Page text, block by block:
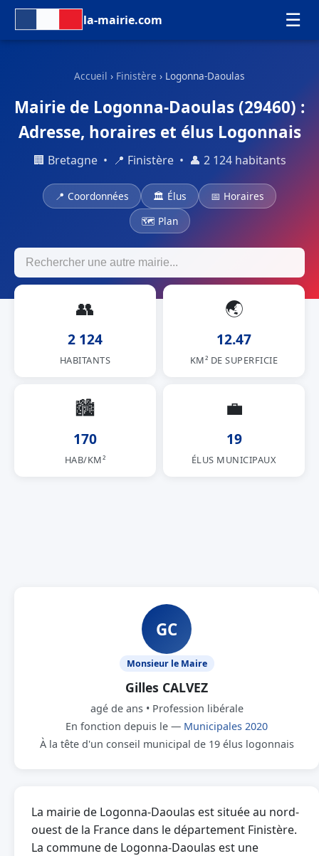
la-mairie.com ☰
Accueil › Finistère › Logonna-Daoulas
Mairie de Logonna-Daoulas (29460) :
Adresse, horaires et élus Logonnais
🏢 Bretagne • 📍 Finistère • 👤 2 124 habitants
📍 Coordonnées 🏛 Élus
📅 Horaires
🗺 Plan
👥
2 124
HABITANTS
🌏
12.47
KM² DE SUPERFICIE
🏙
170
HAB/KM²
💼
19
ÉLUS MUNICIPAUX
GC
Monsieur le Maire
Gilles CALVEZ
agé de ans • Profession libérale
En fonction depuis le — Municipales 2020
À la tête d'un conseil municipal de 19 élus logonnais
La mairie de Logonna-Daoulas est située au nord-
ouest de la France dans le département Finistère.
La commune de Logonna-Daoulas est une